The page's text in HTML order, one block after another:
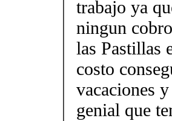
trabajo ya
ningun
las Pastillas
costo
vacaciones
genial que